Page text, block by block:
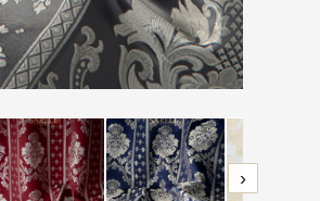
›